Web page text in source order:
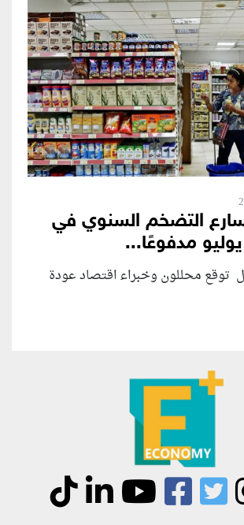
التضخم السنوي في
مدفوعًا...
توقع محللون وخبراء اقتصاد عودة